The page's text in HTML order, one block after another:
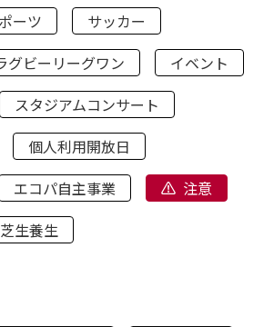
ーツ
サッカー
グビーリーグワン
イベント
スタジアムコンサート
個人利用開放日
エコパ自主事業
注意
芝生養生